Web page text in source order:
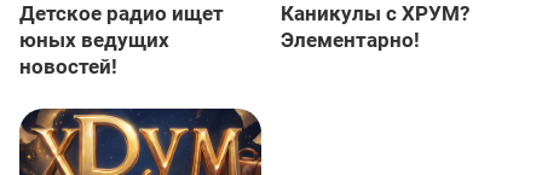
Детское радио ищет
юных ведущих
новостей!
Каникулы с ХРУМ?
Элементарно!